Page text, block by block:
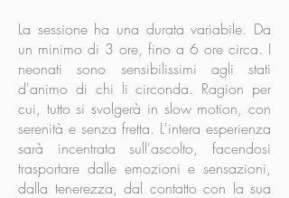
La sessione ha una durata variabile. Da
un minimo di 3 ore, fino a 6 ore circa. I
neonati sono sensibilissimi agli stati
d'animo di chi li circonda. Ragion per
cui, tutto si svolgerà in slow motion, con
serenità e senza fretta. L'intera esperienza
sarà incentrata sull'ascolto, facendosi
trasportare dalle emozioni e sensazioni,
dalla tenerezza, dal contatto con la sua